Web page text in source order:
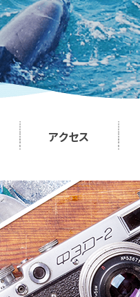
アクセス